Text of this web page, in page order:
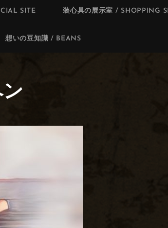
SITE 装心具の展示室 / SHOPPING
想いの豆知識 / BEANS